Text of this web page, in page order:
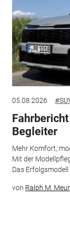
05.08.2026
Begleiter
Mehr Komfort,
Mit der
Das
von Ralph M.